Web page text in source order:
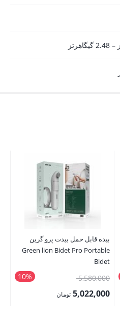
بیده قابل حمل بیدت پرو گرین
Green lion Bidet Pro Portable
Bidet
10% 5,580,000قیمت
اصلی:5,022,000 تومان